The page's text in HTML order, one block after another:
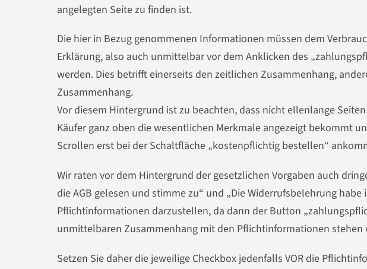
angelegten Seite zu finden ist.
Die hier in Bezug genommenen Informationen müssen dem
Erklärung, also auch unmittelbar vor dem Anklicken des
werden. Dies betrifft einerseits den zeitlichen Zusammenhang,
Zusammenhang.
Vor diesem Hintergrund ist zu beachten, dass nicht ellenlange
Käufer ganz oben die wesentlichen Merkmale angezeigt bekommt
Scrollen erst bei der Schaltfläche „kostenpflichtig bestellen“
Wir raten vor dem Hintergrund der gesetzlichen Vorgaben auch
die AGB gelesen und stimme zu“ und „Die Widerrufsbelehrung
Pflichtinformationen darzustellen, da dann der Button
unmittelbaren Zusammenhang mit den Pflichtinformationen stehen
Setzen Sie daher die jeweilige Checkbox jedenfalls VOR die